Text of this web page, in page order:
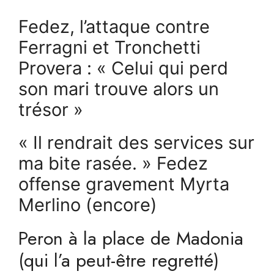
Fedez, l’attaque contre
Ferragni et Tronchetti
Provera : « Celui qui perd
son mari trouve alors un
trésor »
« Il rendrait des services sur
ma bite rasée. » Fedez
offense gravement Myrta
Merlino (encore)
Peron à la place de Madonia
(qui l’a peut-être regretté)